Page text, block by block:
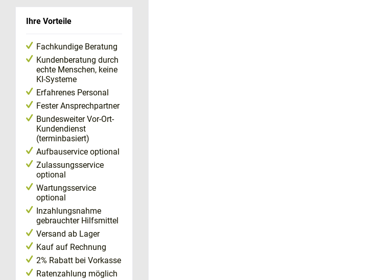
Ihre Vorteile
Fachkundige Beratung
Kundenberatung durch
echte Menschen, keine
KI-Systeme
Erfahrenes Personal
Fester Ansprechpartner
Bundesweiter Vor-Ort-
Kundendienst
(terminbasiert)
Aufbauservice optional
Zulassungsservice
optional
Wartungsservice
optional
Inzahlungsnahme
gebrauchter Hilfsmittel
Versand ab Lager
Kauf auf Rechnung
2% Rabatt bei Vorkasse
Ratenzahlung möglich